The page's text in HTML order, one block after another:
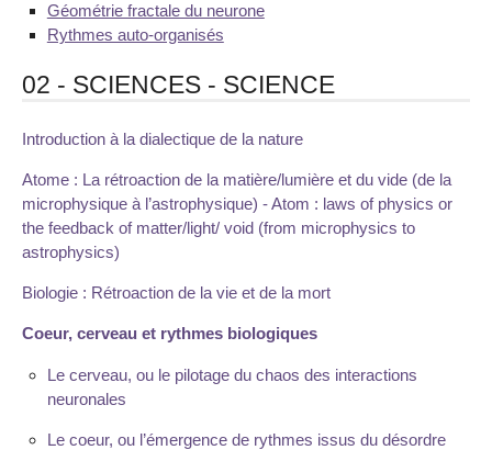
Géométrie fractale du neurone
Rythmes auto-organisés
02 - SCIENCES - SCIENCE
Introduction à la dialectique de la nature
Atome : La rétroaction de la matière/lumière et du vide (de la
microphysique à l’astrophysique) - Atom : laws of physics or
the feedback of matter/light/ void (from microphysics to
astrophysics)
Biologie : Rétroaction de la vie et de la mort
Coeur, cerveau et rythmes biologiques
Le cerveau, ou le pilotage du chaos des interactions
neuronales
Le coeur, ou l’émergence de rythmes issus du désordre